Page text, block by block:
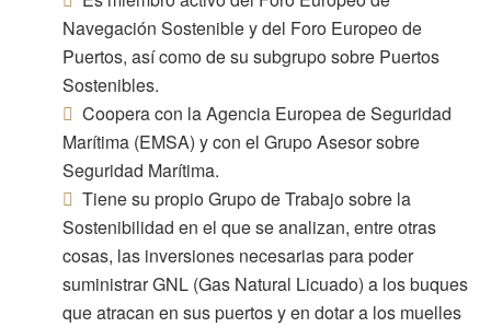
Navegación Sostenible y del Foro Europeo de
Puertos, así como de su subgrupo sobre Puertos
Sostenibles.
Coopera con la Agencia Europea de Seguridad
Marítima (EMSA) y con el Grupo Asesor sobre
Seguridad Marítima.
Tiene su propio Grupo de Trabajo sobre la
Sostenibilidad en el que se analizan, entre otras
cosas, las inversiones necesarias para poder
suministrar GNL (Gas Natural Licuado) a los buques
que atracan en sus puertos y en dotar a los muelles